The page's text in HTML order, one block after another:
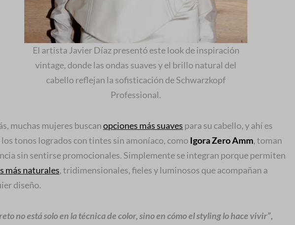
El artista Javier Díaz presentó este look de inspiración
vintage, donde las ondas suaves y el brillo natural del
cabello reflejan la sofisticación de Schwarzkopf
Professional.
muchas mujeres buscanopciones más suaves para su cabello, y ahí es
tonos logrados con tintes sin amoníaco, como Igora Zero Amm, toman
sin sentirse promocionales. Simplemente se integran porque permiten
más naturales, tridimensionales, fieles y luminosos que acompañan a
diseño.
no está solo en la técnica de color, sino en cómo el styling lo hace vivir”,